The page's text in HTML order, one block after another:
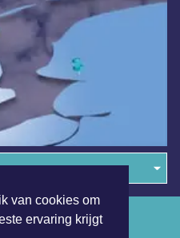
van cookies om
ervaring krijgt